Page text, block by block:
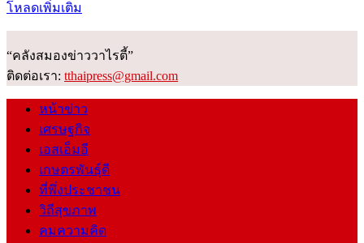
โหลดเพิ่มเติม
“คลังสมองข่าววาไรตี้”
ติดต่อเรา: tthaipress@gmail.com
หน้าข่าว
เศรษฐกิจ
เอสเอ็มอี
เกษตรพันธุ์ดี
ที่พึ่งประชาชน
วิถีสุขภาพ
คมความคิด